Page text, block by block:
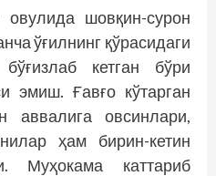
шовқин-сурон
ўғилнинг қўрасидаги
кетган бўри
эмиш. Ғавғо кўтарган
аввалига овсинлари,
ҳам бирин-кетин
Муҳокама каттариб